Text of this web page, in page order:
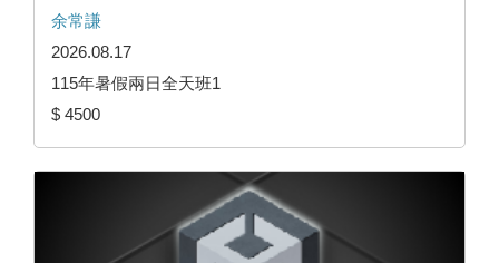
余常謙
2026.08.17
115年暑假兩日全天班1
$ 4500